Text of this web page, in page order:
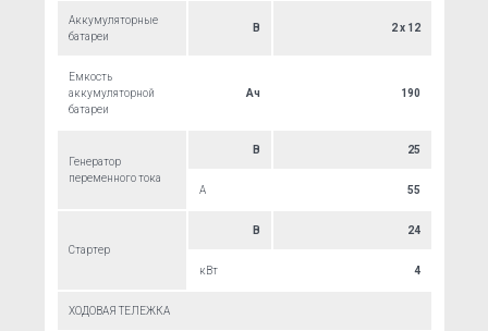
Аккумуляторные
батареи
В 2 x 12
Емкость
аккумуляторной
батареи
Ач 190
Генератор
переменного тока
В 25
А 55
Стартер
В 24
кВт 4
ХОДОВАЯ ТЕЛЕЖКА